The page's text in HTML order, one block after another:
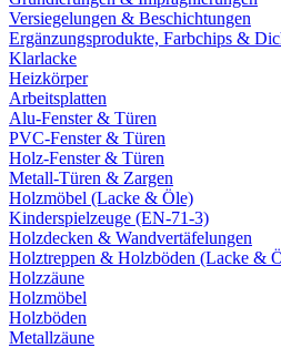
Versiegelungen & Beschichtungen
Ergänzungsprodukte, Farbchips &
Klarlacke
Heizkörper
Arbeitsplatten
Alu-Fenster & Türen
PVC-Fenster & Türen
Holz-Fenster & Türen
Metall-Türen & Zargen
Holzmöbel (Lacke & Öle)
Kinderspielzeuge (EN-71-3)
Holzdecken & Wandvertäfelungen
Holztreppen & Holzböden (Lacke &
Holzzäune
Holzmöbel
Holzböden
Metallzäune